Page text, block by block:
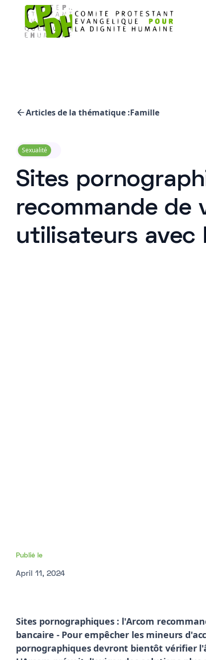
Articles de la thématique :Famille
Sexualité
Sites
recommande de
utilisateurs avec
Publié le
April 11, 2024
Sites pornographiques : l'Arcom
bancaire - Pour empêcher les mineurs
pornographiques devront bientôt vérifier